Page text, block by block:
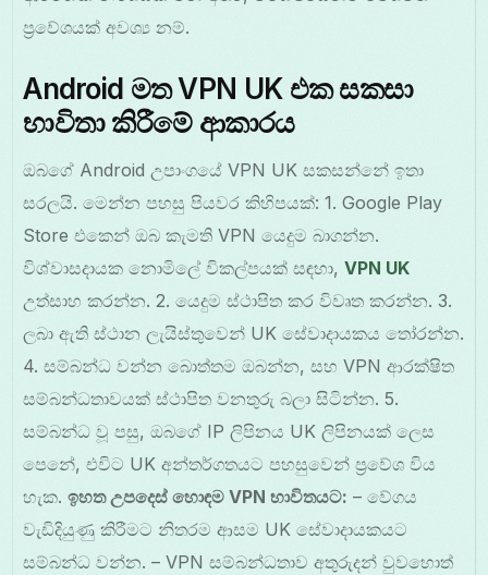
ප්‍රවේශයක් අවශ්‍ය නම්.
Android මත VPN UK එක සකසා
භාවිතා කිරීමේ ආකාරය
ඔබගේ Android උපාංගයේ VPN UK සකසන්නේ ඉතා
සරලයි. මෙන්න පහසු පියවර කිහිපයක්: 1. Google Play
Store එකෙන් ඔබ කැමති VPN යෙදුම බාගන්න.
විශ්වාසදායක නොමිලේ විකල්පයක් සඳහා,VPN UK
උත්සාහ කරන්න. 2. යෙදුම ස්ථාපිත කර විවෘත කරන්න. 3.
ලබා ඇති ස්ථාන ලැයිස්තුවෙන් UK සේවාදායකය තෝරන්න.
4. සම්බන්ධ වන්න බොත්තම ඔබන්න, සහ VPN ආරක්ෂිත
සම්බන්ධතාවයක් ස්ථාපිත වනතුරු බලා සිටින්න. 5.
සම්බන්ධ වූ පසු, ඔබගේ IP ලිපිනය UK ලිපිනයක් ලෙස
පෙනේ, එවිට UK අන්තර්ගතයට පහසුවෙන් ප්‍රවේශ විය
හැක.ඉහත උපදෙස් හොඳම VPN භාවිතයට: – වේගය
වැඩිදියුණු කිරීමට නිතරම ආසම UK සේවාදායකයට
සම්බන්ධ වන්න. – VPN සම්බන්ධතාව අතුරුදන් වුවහොත්